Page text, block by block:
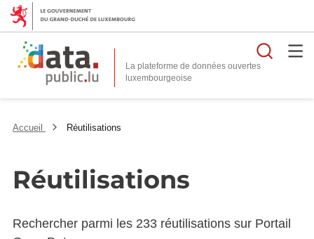
La plateforme de données ouvertes
Accueil Réutilisations
Réutilisations
Rechercher parmi les 233 réutilisations sur Portail